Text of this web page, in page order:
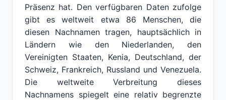
Präsenz hat. Den verfügbaren Daten zufolge
gibt es weltweit etwa 86 Menschen, die
diesen Nachnamen tragen, hauptsächlich in
Ländern wie den Niederlanden, den
Vereinigten Staaten, Kenia, Deutschland, der
Schweiz, Frankreich, Russland und Venezuela.
Die weltweite Verbreitung dieses
Nachnamens spiegelt eine relativ begrenzte